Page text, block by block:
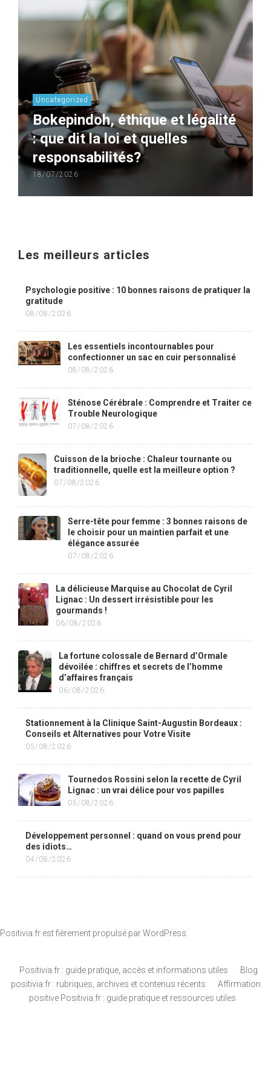
Uncategorized
Bokepindoh, éthique et légalité
: que dit la loi et quelles
responsabilités?
18/07/2026
Les meilleurs articles
Psychologie positive : 10 bonnes raisons de pratiquer la
gratitude
08/08/2026
Les essentiels incontournables pour
confectionner un sac en cuir personnalisé
08/08/2026
Sténose Cérébrale : Comprendre et Traiter ce
Trouble Neurologique
07/08/2026
Cuisson de la brioche : Chaleur tournante ou
traditionnelle, quelle est la meilleure option ?
07/08/2026
Serre-tête pour femme : 3 bonnes raisons de
le choisir pour un maintien parfait et une
élégance assurée
07/08/2026
La délicieuse Marquise au Chocolat de Cyril
Lignac : Un dessert irrésistible pour les
gourmands !
06/08/2026
La fortune colossale de Bernard d’Ormale
dévoilée : chiffres et secrets de l’homme
d’affaires français
06/08/2026
Stationnement à la Clinique Saint-Augustin Bordeaux :
Conseils et Alternatives pour Votre Visite
05/08/2026
Tournedos Rossini selon la recette de Cyril
Lignac : un vrai délice pour vos papilles
05/08/2026
Développement personnel : quand on vous prend pour
des idiots…
04/08/2026
Positivia.fr est fièrement propulsé parWordPress
Positivia.fr : guide pratique, accès et informations utiles
Blog
positivia.fr : rubriques, archives et contenus récents
Affirmation
positive Positivia.fr : guide pratique et ressources utiles